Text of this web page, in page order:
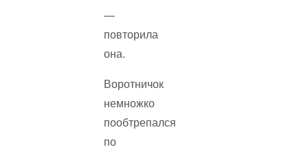
—
повторила
она.
Воротничок
немножко
пообтрепался
по